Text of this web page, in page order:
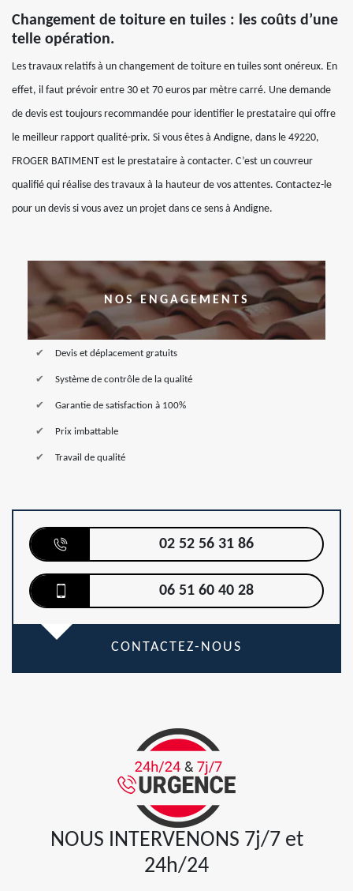
Changement de toiture en tuiles : les coûts d’une
telle opération.
Les travaux relatifs à un changement de toiture en tuiles sont onéreux. En
effet, il faut prévoir entre 30 et 70 euros par mètre carré. Une demande
de devis est toujours recommandée pour identifier le prestataire qui offre
le meilleur rapport qualité-prix. Si vous êtes à Andigne, dans le 49220,
FROGER BATIMENT est le prestataire à contacter. C’est un couvreur
qualifié qui réalise des travaux à la hauteur de vos attentes. Contactez-le
pour un devis si vous avez un projet dans ce sens à Andigne.
NOS ENGAGEMENTS
Devis et déplacement gratuits
Système de contrôle de la qualité
Garantie de satisfaction à 100%
Prix imbattable
Travail de qualité
02 52 56 31 86
06 51 60 40 28
CONTACTEZ-NOUS
NOUS INTERVENONS 7j/7 et
24h/24